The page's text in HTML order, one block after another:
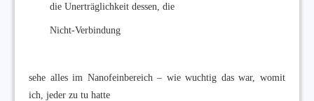
die Unerträglichkeit dessen, die
Nicht-Verbindung
sehe alles im Nanofeinbereich – wie wuchtig das war, womit
ich, jeder zu tu hatte